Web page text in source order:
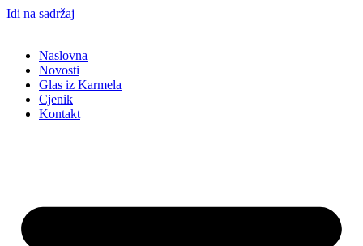
Idi na sadržaj
Naslovna
Novosti
Glas iz Karmela
Cjenik
Kontakt